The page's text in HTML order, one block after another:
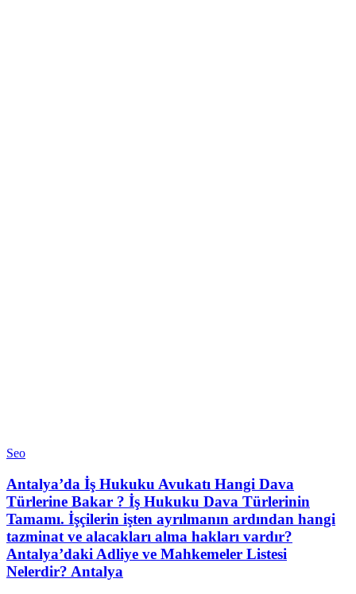
Seo
Antalya’da İş Hukuku Avukatı Hangi Dava
Türlerine Bakar ? İş Hukuku Dava Türlerinin
Tamamı. İşçilerin işten ayrılmanın ardından hangi
tazminat ve alacakları alma hakları vardır?
Antalya’daki Adliye ve Mahkemeler Listesi
Nelerdir? Antalya